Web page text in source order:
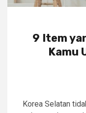
9 Item
Kamu
Korea Selatan